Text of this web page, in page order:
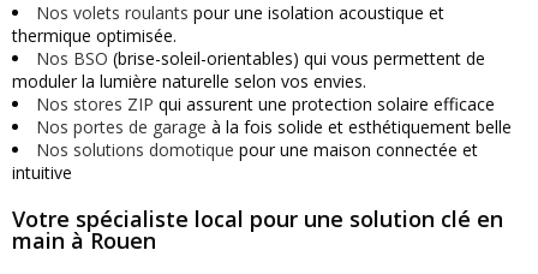
Nos volets roulants pour une isolation acoustique et
thermique optimisée.
Nos BSO (brise-soleil-orientables) qui vous permettent de
moduler la lumière naturelle selon vos envies.
Nos stores ZIP qui assurent une protection solaire efficace
Nos portes de garage à la fois solide et esthétiquement belle
Nos solutions domotique pour une maison connectée et
intuitive
Votre spécialiste local pour une solution clé en
main à Rouen